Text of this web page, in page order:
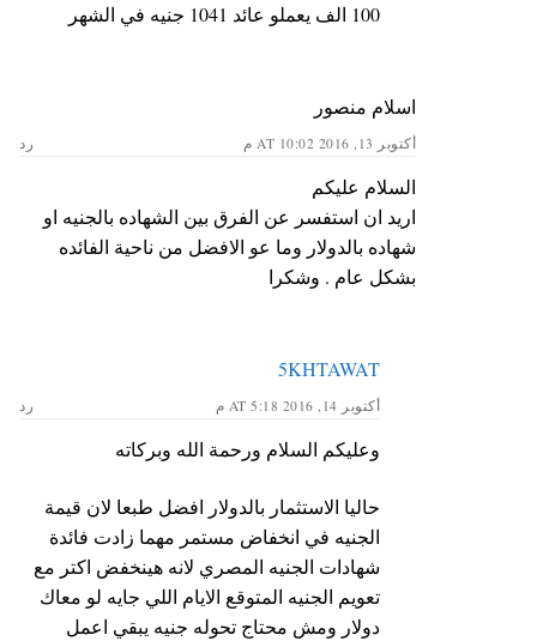
100 الف يعملو عائد 1041 جنيه في الشهر
اسلام منصور
أكتوبر 13, 2016 AT 10:02 م رد
السلام عليكم
اريد ان استفسر عن الفرق بين الشهاده بالجنيه او
شهاده بالدولار وما عو الافضل من ناحية الفائده
بشكل عام . وشكرا
5KHTAWAT
أكتوبر 14, 2016 AT 5:18 م رد
وعليكم السلام ورحمة الله وبركاته
حاليا الاستثمار بالدولار افضل طبعا لان قيمة
الجنيه في انخفاض مستمر مهما زادت فائدة
شهادات الجنيه المصري لانه هينخفض اكتر مع
تعويم الجنيه المتوقع الايام اللي جايه لو معاك
دولار ومش محتاج تحوله جنيه يبقي اعمل